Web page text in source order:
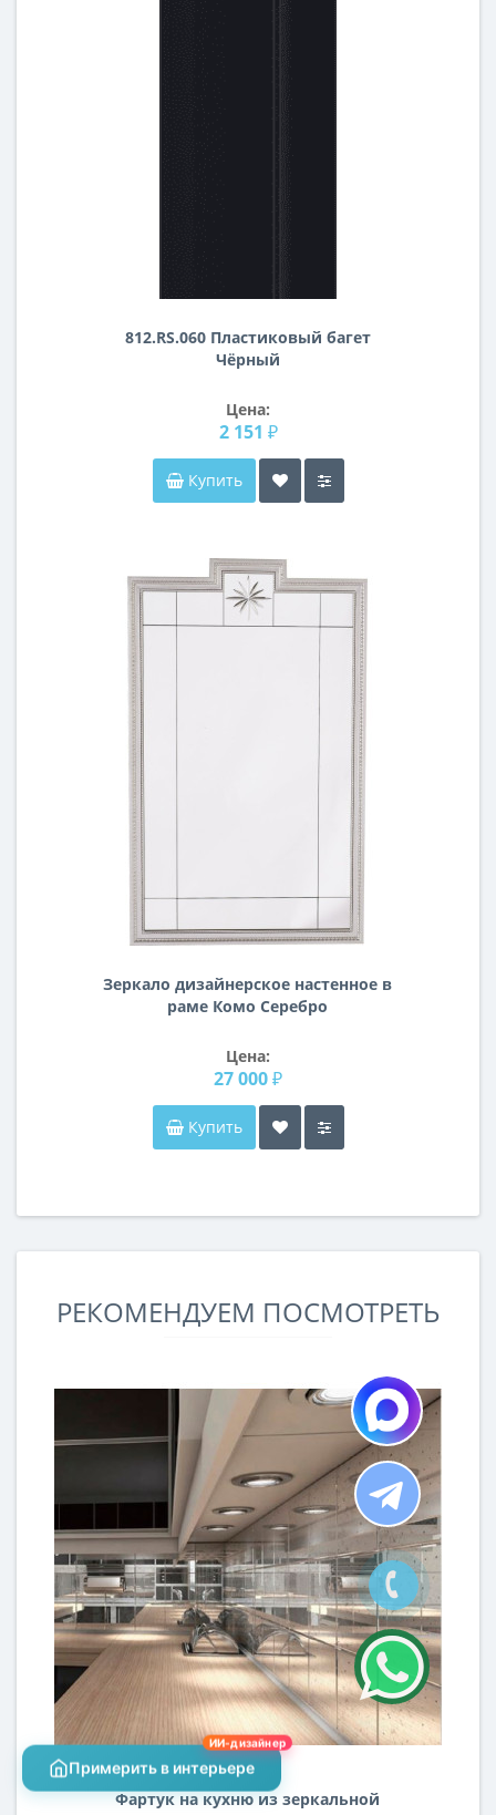
812.RS.060 Пластиковый багет
Чёрный
Цена:
2 151 ₽
Купить
Зеркало дизайнерское настенное в
раме Комо Серебро
Цена:
27 000 ₽
Купить
РЕКОМЕНДУЕМ ПОСМОТРЕТЬ
Фартук на кухню из зеркальной
Примерить в интерьере
ИИ-дизайнер